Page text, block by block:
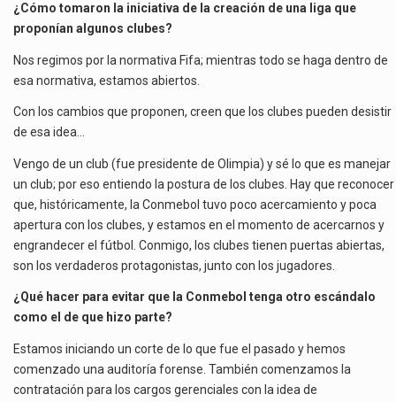
¿Cómo tomaron la iniciativa de la creación de una liga que
proponían algunos clubes?
Nos regimos por la normativa Fifa; mientras todo se haga dentro de
esa normativa, estamos abiertos.
Con los cambios que proponen, creen que los clubes pueden desistir
de esa idea…
Vengo de un club (fue presidente de Olimpia) y sé lo que es manejar
un club; por eso entiendo la postura de los clubes. Hay que reconocer
que, históricamente, la Conmebol tuvo poco acercamiento y poca
apertura con los clubes, y estamos en el momento de acercarnos y
engrandecer el fútbol. Conmigo, los clubes tienen puertas abiertas,
son los verdaderos protagonistas, junto con los jugadores.
¿Qué hacer para evitar que la Conmebol tenga otro escándalo
como el de que hizo parte?
Estamos iniciando un corte de lo que fue el pasado y hemos
comenzado una auditoría forense. También comenzamos la
contratación para los cargos gerenciales con la idea de